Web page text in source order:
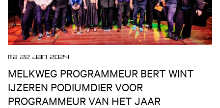
MA 22 JAN 2024
MELKWEG PROGRAMMEUR BERT WINT
IJZEREN PODIUMDIER VOOR
PROGRAMMEUR VAN HET JAAR